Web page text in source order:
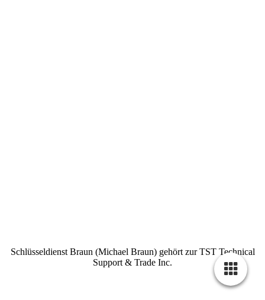
Schlüsseldienst Braun (Michael Braun) gehört zur TST Technical
Support & Trade Inc.